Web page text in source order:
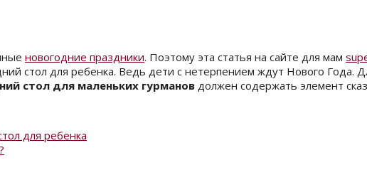
новогодние праздники. Поэтому эта статья на сайте для мам
стол для ребенка. Ведь дети с нетерпением ждут Нового Года.
стол для маленьких гурмановдолжен содержать элемент
для ребенка